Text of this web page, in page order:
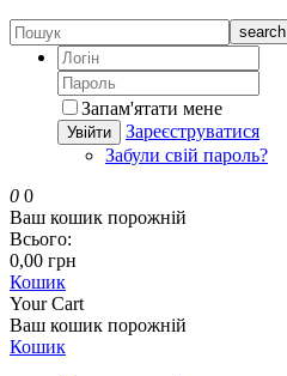
search
Запам'ятати мене
Увійти
Зареєструватися
Забули свій пароль?
0 0
Ваш кошик порожній
Всього:
0,00 грн
Кошик
Your Cart
Ваш кошик порожній
Кошик